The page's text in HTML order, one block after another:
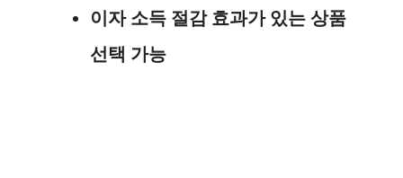
이자 소득 절감 효과가 있는 상품
선택 가능